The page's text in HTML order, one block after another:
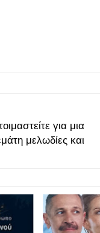
για μια
μελωδίες και